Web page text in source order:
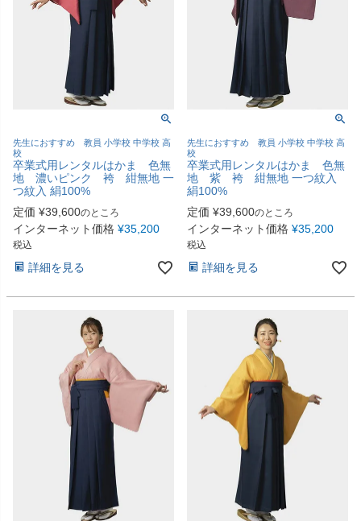
先生におすすめ 教員 小学校 中学校 高
校
卒業式用レンタルはかま 色無
地 濃いピンク 袴 紺無地 一
つ紋入 絹100%
定価 ¥39,600のところ
インターネット価格 ¥35,200
税込
詳細を見る
先生におすすめ 教員 小学校 中学校 高
校
卒業式用レンタルはかま 色無
地 紫 袴 紺無地 一つ紋入
絹100%
定価 ¥39,600のところ
インターネット価格 ¥35,200
税込
詳細を見る